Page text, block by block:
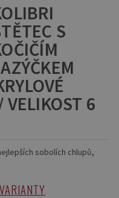
S
VELIKOST 6
sobolích chlupů,